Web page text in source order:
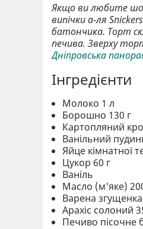
Якщо ви любите
випічки а-ля
батончика. Торт
печива. Зверху
Дніпровська
Інгредієнти
Молоко 1 л
Борошно 130 г
Картопляний
Ванільний
Яйце кімнатної
Цукор 60 г
Ваніль
Масло (м'яке)
Варена
Арахіс солоний
Печиво пісочне